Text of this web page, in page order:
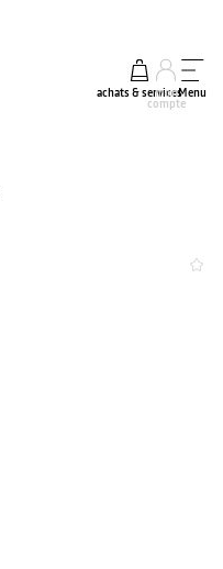
achats & services
mon
compte
Menu